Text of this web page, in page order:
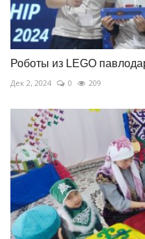
Роботы из LEGO
Дек 2, 2024 0 209